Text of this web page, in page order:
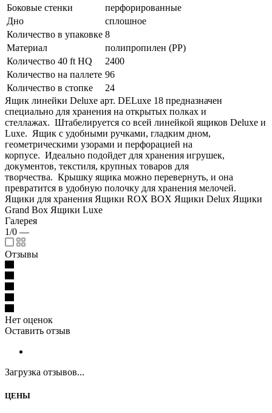
Боковые стенки
перфорированные
Дно
сплошное
Количество в упаковке 8
Материал
полипропилен (PP)
Количество 40 ft HQ
2400
Количество на паллете 96
Количество в стопке
24
Ящик линейки Deluxe арт. DELuxe 18 предназначен
специально для хранения на открытых полках и
стеллажах. Штабелируется со всей линейкой ящиков Deluxe и
Luxe. Ящик с удобными ручками, гладким дном,
геометрическими узорами и перфорацией на
корпусе. Идеально подойдет для хранения игрушек,
документов, текстиля, крупных товаров для
творчества. Крышку ящика можно перевернуть, и она
превратится в удобную полочку для хранения мелочей.
Ящики для хранения Ящики ROX BOX Ящики Delux Ящики
Grand Box Ящики Luxe
Галерея
1/0 —
Отзывы
Нет оценок
Оставить отзыв
Загрузка отзывов...
ЦЕНЫ